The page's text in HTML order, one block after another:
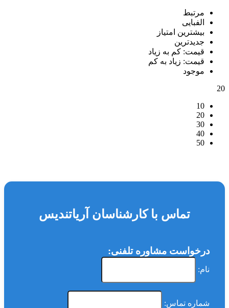
مرتبط
الفبایی
بیشترین امتیاز
جدیدترین
قیمت: کم به زیاد
قیمت: زیاد به کم
موجود
20
10
20
30
40
50
تماس با کارشناسان آریاتندیس
درخواست مشاوره تلفنی:
نام:
شماره تماس: